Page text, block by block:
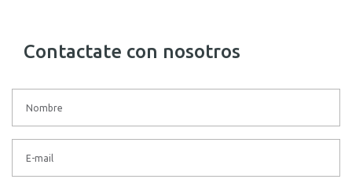
Contactate con nosotros